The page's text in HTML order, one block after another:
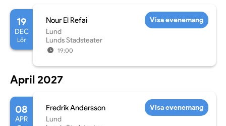
19
DEC
Lör
Nour El Refai
Lund
Lunds Stadsteater
19:00
Visa evenemang
April 2027
08
APR
Fredrik Andersson
Lund
Visa evenemang